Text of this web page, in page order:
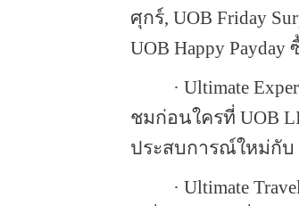
ศุกร์, UOB Friday
UOB Happy Payday
· Ultimate
ชมก่อนใครที่UOB
ประสบการณ์ใหม่กับ
· Ultimate